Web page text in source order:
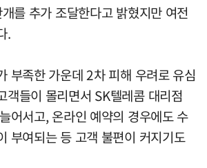
를 추가 조달한다고 밝혔지만 여전
.
부족한 가운데 2차 피해 우려로 유심
객들이 몰리면서 SK텔레콤 대리점
어서고, 온라인 예약의 경우에도 수
부여되는 등 고객 불편이 커지기도